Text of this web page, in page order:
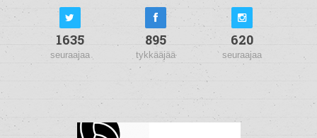
1635
seuraajaa
895
tykkääjää
620
seuraajaa